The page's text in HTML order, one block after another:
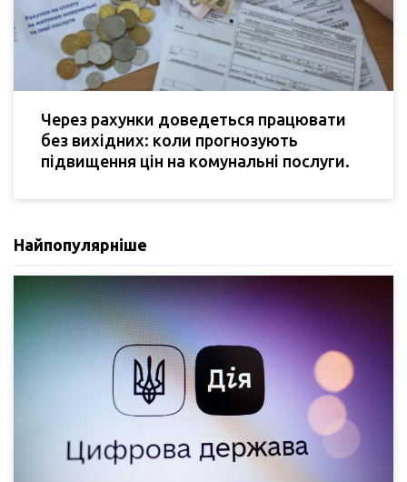
Через рахунки доведеться працювати
без вихідних: коли прогнозують
підвищення цін на комунальні послуги.
Найпопулярніше